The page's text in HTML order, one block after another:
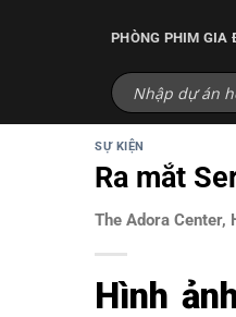
PHÒNG PHIM GIA
SỰ KIỆN
Ra mắt
The Adora Center,
Hình